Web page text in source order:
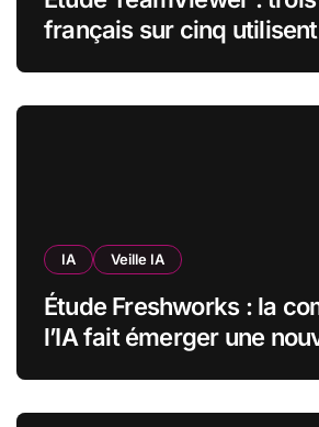
français sur cinq utilisent
IA Veille IA
Étude Freshworks : la
l’IA fait émerger une